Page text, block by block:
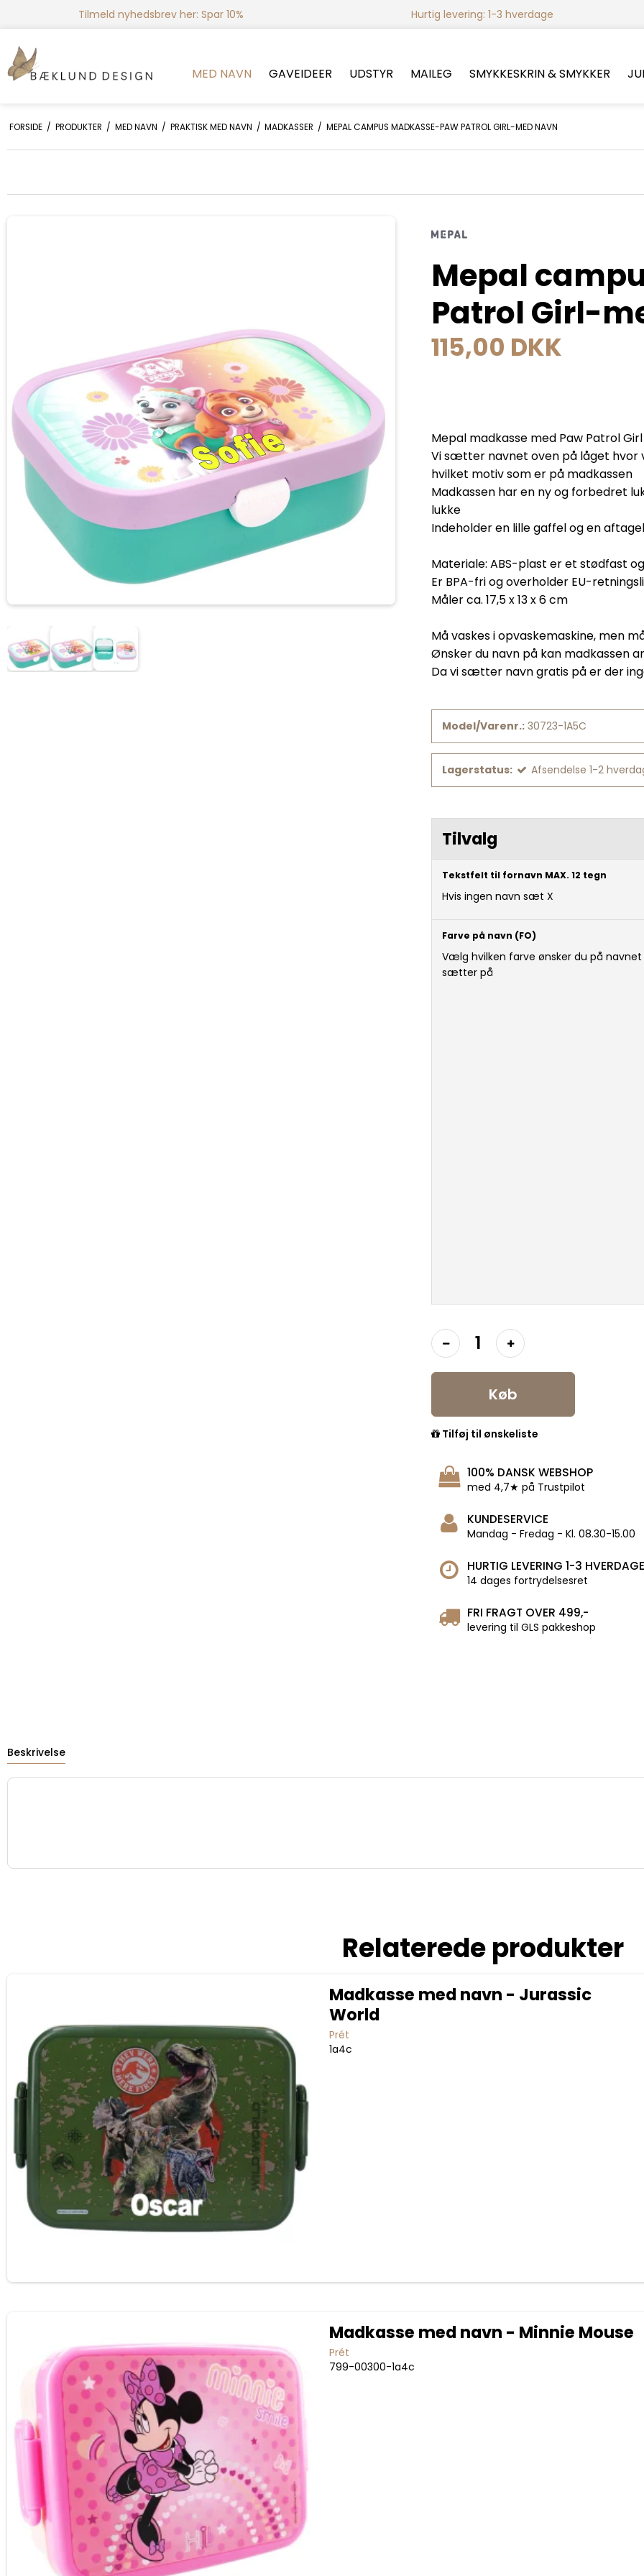
Tilmeld nyhedsbrev her: Spar 10% Hurtig levering: 1-3 hverdage
MED NAVN GAVEIDEER UDSTYR MAILEG SMYKKESKRIN & SMYKKER
FORSIDE / PRODUKTER / MED NAVN / PRAKTISK MED NAVN / MADKASSER / MEPAL CAMPUS MADKASSE-PAW PATROL GIRL-MED NAVN
Mepal
Patrol Girl-
115,00 DKK
Mepal madkasse med Paw Patrol
Vi sætter navnet oven på låget
hvilket motiv som er på madkassen
Madkassen har en ny og forbedret
lukke
Indeholder en lille gaffel og en
Materiale: ABS-plast er et stødfast
Er BPA-fri og overholder EU-
Måler ca. 17,5 x 13 x 6 cm
Må vaskes i opvaskemaskine, men
Ønsker du navn på kan madkassen
Da vi sætter navn gratis på er der
Model/Varenr.: 30723-1A5C
Lagerstatus: Afsendelse 1-2
Tilvalg
Tekstfelt til fornavn MAX. 12 tegn
Hvis ingen navn sæt X
Farve på navn (FO)
Vælg hvilken farve ønsker du på navnet
sætter på
Køb
Tilføj til ønskeliste
FRI FRAGT OVER 499,-
levering til GLS pakkeshop
HURTIG LEVERING 1-3 HVERDAGE
14 dages fortrydelsesret
KUNDESERVICE
Mandag - Fredag - Kl. 08.30-15.00
100% DANSK WEBSHOP
med 4,7★ på Trustpilot
Beskrivelse
Relaterede produkter
Madkasse med navn - Jurassic
World
Prét
1a4c
Madkasse med navn - Minnie Mouse
Prét
799-00300-1a4c